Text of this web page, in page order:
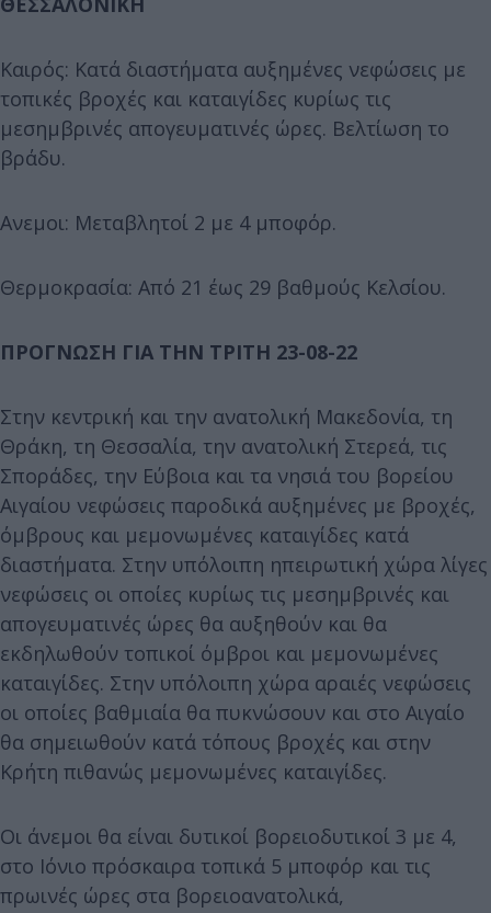
Καιρός: Κατά διαστήματα αυξημένες νεφώσεις με
τοπικές βροχές και καταιγίδες κυρίως τις
μεσημβρινές απογευματινές ώρες. Βελτίωση το
βράδυ.
Ανεμοι: Μεταβλητοί 2 με 4 μποφόρ.
Θερμοκρασία: Από 21 έως 29 βαθμούς Κελσίου.
ΠΡΟΓΝΩΣΗ ΓΙΑ ΤΗΝ ΤΡΙΤΗ 23-08-22
Στην κεντρική και την ανατολική Μακεδονία, τη
Θράκη, τη Θεσσαλία, την ανατολική Στερεά, τις
Σποράδες, την Εύβοια και τα νησιά του βορείου
Αιγαίου νεφώσεις παροδικά αυξημένες με βροχές,
όμβρους και μεμονωμένες καταιγίδες κατά
διαστήματα. Στην υπόλοιπη ηπειρωτική χώρα λίγες
νεφώσεις οι οποίες κυρίως τις μεσημβρινές και
απογευματινές ώρες θα αυξηθούν και θα
εκδηλωθούν τοπικοί όμβροι και μεμονωμένες
καταιγίδες. Στην υπόλοιπη χώρα αραιές νεφώσεις
οι οποίες βαθμιαία θα πυκνώσουν και στο Αιγαίο
θα σημειωθούν κατά τόπους βροχές και στην
Κρήτη πιθανώς μεμονωμένες καταιγίδες.
Οι άνεμοι θα είναι δυτικοί βορειοδυτικοί 3 με 4,
στο Ιόνιο πρόσκαιρα τοπικά 5 μποφόρ και τις
πρωινές ώρες στα βορειοανατολικά,